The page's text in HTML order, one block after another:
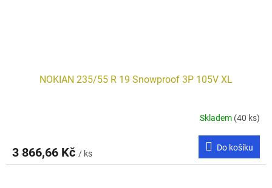
NOKIAN 235/55 R 19 Snowproof 3P 105V XL
Skladem (40 ks)
3 866,66 Kč / ks
Do košíku